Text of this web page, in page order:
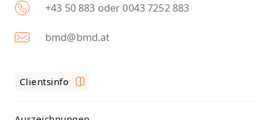
+43 50 883 oder 0043 7252 883
bmd@bmd.at
Clientsinfo